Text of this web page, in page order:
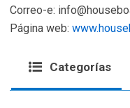
Correo-e:
Página web:
Categorías